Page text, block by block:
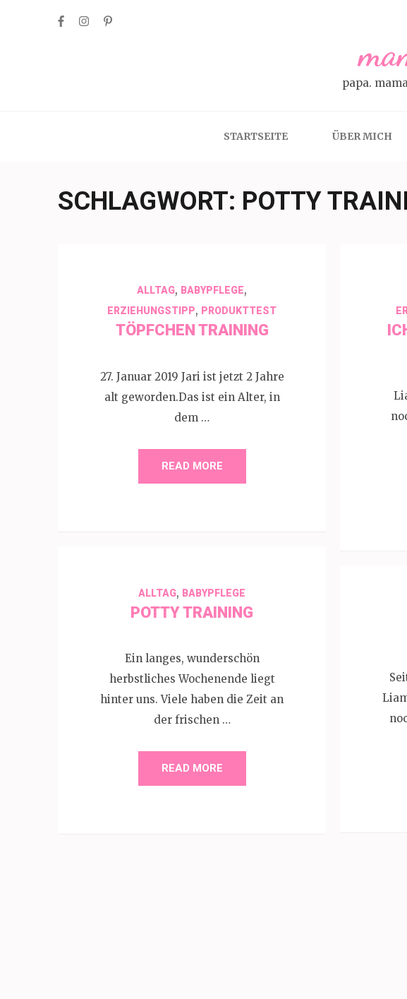
papa.
STARTSEITE ÜBER MICH
SCHLAGWORT: POTTY
ALLTAG, BABYPFLEGE,
ERZIEHUNGSTIPP, PRODUKTTEST
TÖPFCHEN TRAINING
27. Januar 2019 Jari ist jetzt 2 Jahre
alt geworden.Das ist ein Alter, in
dem …
READ MORE
ALLTAG, BABYPFLEGE
POTTY TRAINING
Ein langes, wunderschön
herbstliches Wochenende liegt
hinter uns. Viele haben die Zeit an
der frischen …
READ MORE